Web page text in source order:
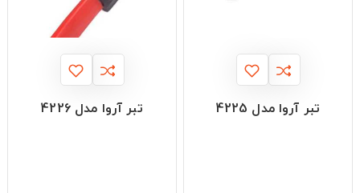
تبر آروا مدل 4225 تبر آروا مدل 4226